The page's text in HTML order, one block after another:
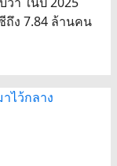
ถึง 7.84 ล้านคน